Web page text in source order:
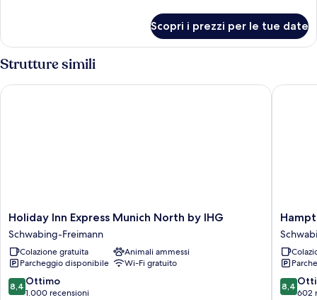
Standard
Scopri i prezzi per le tue date
Strutture simili
Holiday
Inn
Express
Munich
North
by
IHG
Holiday Inn Express Munich North by IHG
Schwabing-Freimann
Colazione gratuita
Animali ammessi
Parcheggio disponibile
Wi-Fi gratuito
8.4
su
8,4 Ottimo
1.000 recensioni
Holiday Inn Express Munich North by IHG
by
Hilton
Munich
City
North
8.4
su
8,4
602